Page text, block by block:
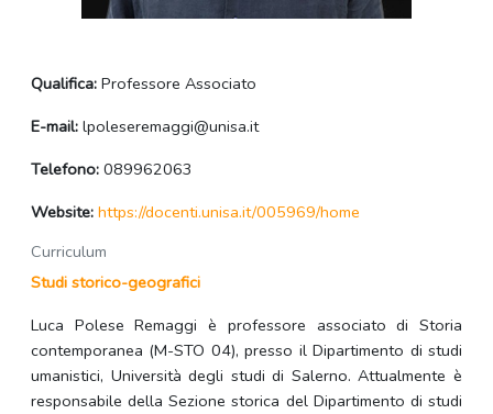
Qualifica: Professore Associato
E-mail: lpoleseremaggi@unisa.it
Telefono: 089962063
Website: https://docenti.unisa.it/005969/home
Curriculum
Studi storico-geografici
Luca Polese Remaggi è professore associato di Storia
contemporanea (M-STO 04), presso il Dipartimento di studi
umanistici, Università degli studi di Salerno. Attualmente è
responsabile della Sezione storica del Dipartimento di studi